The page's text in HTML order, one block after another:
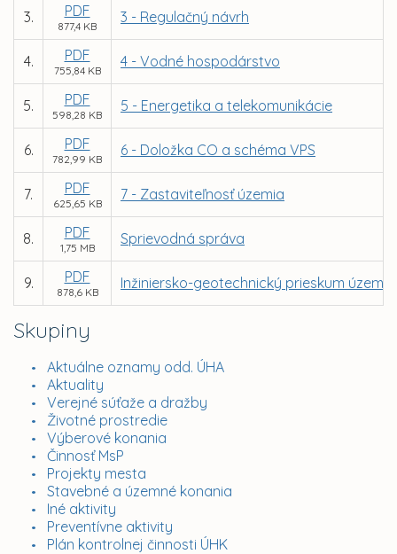
Skupiny
Aktuálne oznamy odd. ÚHA
Aktuality
Verejné súťaže a dražby
Životné prostredie
Výberové konania
Činnosť MsP
Projekty mesta
Stavebné a územné konania
Iné aktivity
Preventívne aktivity
Plán kontrolnej činnosti ÚHK
3. PDF
877,4 KB
3 - Regulačný návrh
4. PDF
755,84 KB
4 - Vodné hospodárstvo
5. PDF
598,28 KB
5 - Energetika a telekomunikácie
6. PDF
782,99 KB
6 - Doložka CO a schéma VPS
7. PDF
625,65 KB
7 - Zastaviteľnosť územia
8. PDF
1,75 MB
Sprievodná správa
9. PDF
878,6 KB
Inžiniersko-geotechnický prieskum územia